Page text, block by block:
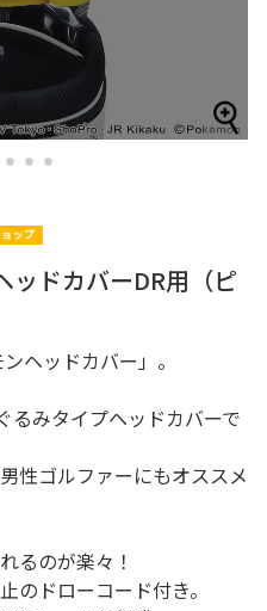
4 5 6
ドカバーDR用（ピ
ヘッドカバー」。
るみタイプヘッドカバーで
性ゴルファーにもオススメ
るのが楽々！
ドローコード付き。